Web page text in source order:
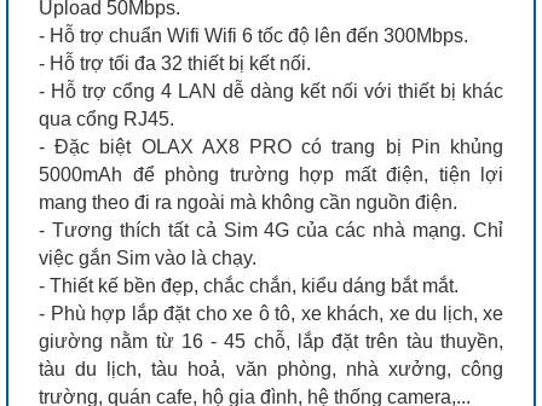
Upload 50Mbps.
- Hỗ trợ chuẩn Wifi Wifi 6 tốc độ lên đến 300Mbps.
- Hỗ trợ tối đa 32 thiết bị kết nối.
- Hỗ trợ cổng 4 LAN dễ dàng kết nối với thiết bị khác
qua cổng RJ45.
- Đặc biệt OLAX AX8 PRO có trang bị Pin khủng
5000mAh để phòng trường hợp mất điện, tiện lợi
mang theo đi ra ngoài mà không cần nguồn điện.
- Tương thích tất cả Sim 4G của các nhà mạng. Chỉ
việc gắn Sim vào là chạy.
- Thiết kế bền đẹp, chắc chắn, kiểu dáng bắt mắt.
- Phù hợp lắp đặt cho xe ô tô, xe khách, xe du lịch, xe
giường nằm từ 16 - 45 chỗ, lắp đặt trên tàu thuyền,
tàu du lịch, tàu hoả, văn phòng, nhà xưởng, công
trường, quán cafe, hộ gia đình, hệ thống camera,...